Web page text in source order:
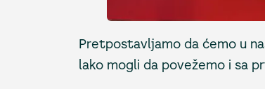
Pretpostavljamo da ćemo u
lako mogli da povežemo i sa